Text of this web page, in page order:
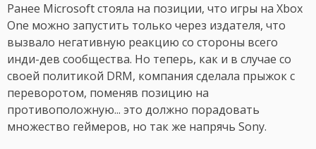
Ранее Microsoft стояла на позиции, что игры на Xbox
One можно запустить только через издателя, что
вызвало негативную реакцию со стороны всего
инди-дев сообщества. Но теперь, как и в случае со
своей политикой DRM, компания сделала прыжок с
переворотом, поменяв позицию на
противоположную... это должно порадовать
множество геймеров, но так же напрячь Sony.